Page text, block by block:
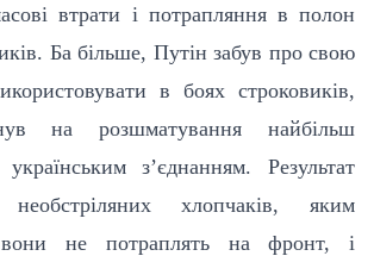
втрати і потрапляння в полон
Ба більше, Путін забув про свою
в боях строковиків,
на розшматування найбільш
українським з’єднанням. Результат
необстріляних хлопчаків, яким
не потраплять на фронт, і